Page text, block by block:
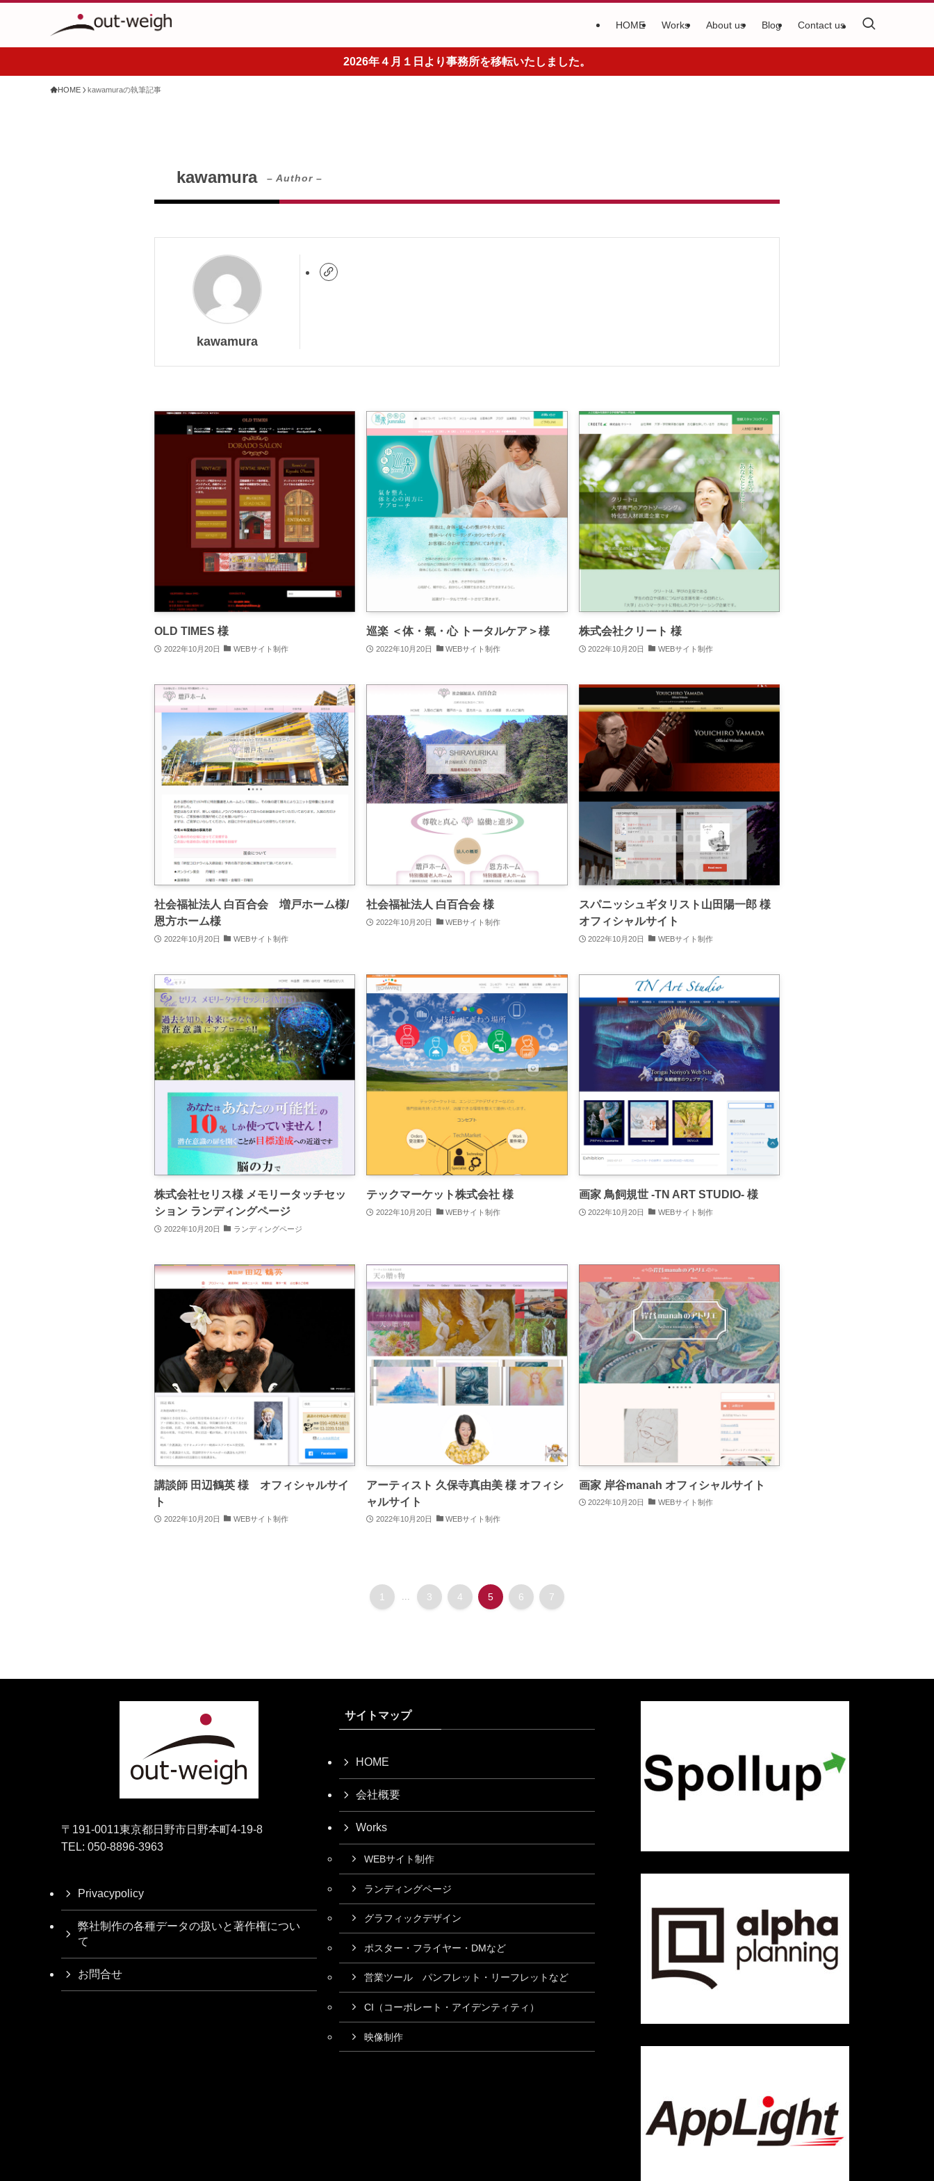
HOME Works About us Blog Contact us
2026年４月１日より事務所を移転いたしました。
HOME kawamuraの執筆記事
kawamura – Author –
kawamura
OLD TIMES 様
2022年10月20日 WEBサイト制作
巡楽 ＜体・氣・心 トータルケア＞様
2022年10月20日 WEBサイト制作
株式会社クリート 様
2022年10月20日 WEBサイト制作
社会福祉法人 白百合会 増戸ホーム様/
恩方ホーム様
2022年10月20日 WEBサイト制作
社会福祉法人 白百合会 様
2022年10月20日 WEBサイト制作
スパニッシュギタリスト山田陽一郎 様
オフィシャルサイト
2022年10月20日 WEBサイト制作
株式会社セリス様 メモリータッチセッ
ション ランディングページ
2022年10月20日 ランディングページ
テックマーケット株式会社 様
2022年10月20日 WEBサイト制作
画家 鳥飼規世 -TN ART STUDIO- 様
2022年10月20日 WEBサイト制作
講談師 田辺鶴英 様 オフィシャルサイ
ト
2022年10月20日 WEBサイト制作
アーティスト 久保寺真由美 様 オフィシ
ャルサイト
2022年10月20日 WEBサイト制作
画家 岸谷manah オフィシャルサイト
2022年10月20日 WEBサイト制作
1 ... 3 4 5 6 7
〒191-0011東京都日野市日野本町4-19-8
TEL: 050-8896-3963
Privacypolicy
弊社制作の各種データの扱いと著作権につい
て
お問合せ
サイトマップ
HOME
会社概要
Works
WEBサイト制作
ランディングページ
グラフィックデザイン
ポスター・フライヤー・DMなど
営業ツール パンフレット・リーフレットなど
CI（コーポレート・アイデンティティ）
映像制作